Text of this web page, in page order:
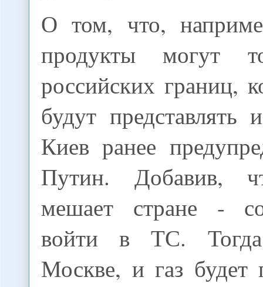
О том, что,
продукты могут
российских границ,
будут
Киев ранее
Путин. Добавив,
мешает стране -
войти в ТС.
Москве, и газ будет